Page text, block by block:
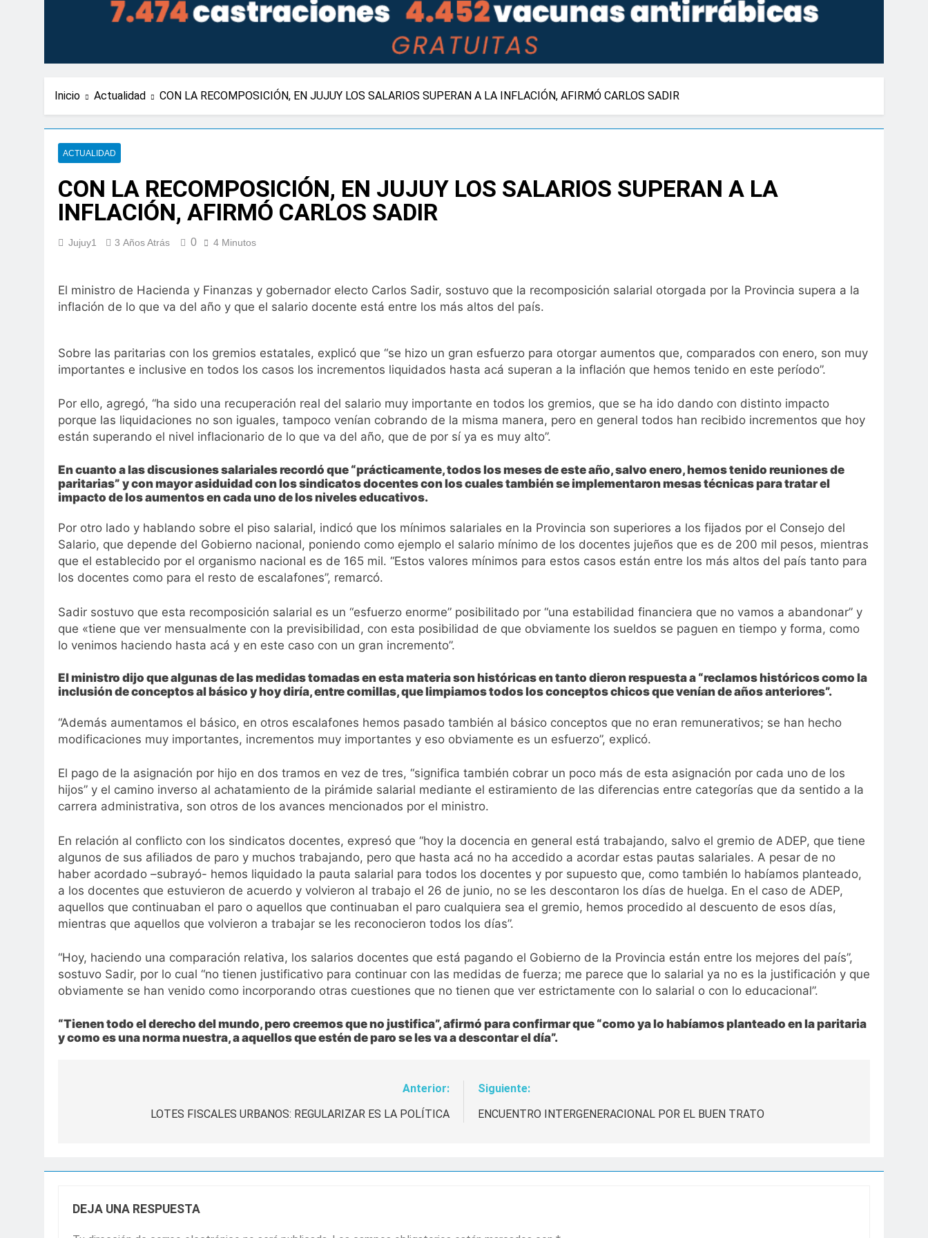
Inicio Actualidad CON LA RECOMPOSICIÓN, EN JUJUY LOS SALARIOS SUPERAN A LA INFLACIÓN, AFIRMÓ CARLOS SADIR
ACTUALIDAD
CON LA RECOMPOSICIÓN, EN JUJUY LOS SALARIOS SUPERAN A LA
INFLACIÓN, AFIRMÓ CARLOS SADIR
Jujuy1 3 Años Atrás 0 4 Minutos
El ministro de Hacienda y Finanzas y gobernador electo Carlos Sadir, sostuvo que la recomposición salarial otorgada por la Provincia supera a la
inflación de lo que va del año y que el salario docente está entre los más altos del país.
Sobre las paritarias con los gremios estatales, explicó que “se hizo un gran esfuerzo para otorgar aumentos que, comparados con enero, son muy
importantes e inclusive en todos los casos los incrementos liquidados hasta acá superan a la inflación que hemos tenido en este período”.
Por ello, agregó, “ha sido una recuperación real del salario muy importante en todos los gremios, que se ha ido dando con distinto impacto
porque las liquidaciones no son iguales, tampoco venían cobrando de la misma manera, pero en general todos han recibido incrementos que hoy
están superando el nivel inflacionario de lo que va del año, que de por sí ya es muy alto”.
En cuanto a las discusiones salariales recordó que “prácticamente, todos los meses de este año, salvo enero, hemos tenido reuniones de
paritarias” y con mayor asiduidad con los sindicatos docentes con los cuales también se implementaron mesas técnicas para tratar el
impacto de los aumentos en cada uno de los niveles educativos.
Por otro lado y hablando sobre el piso salarial, indicó que los mínimos salariales en la Provincia son superiores a los fijados por el Consejo del
Salario, que depende del Gobierno nacional, poniendo como ejemplo el salario mínimo de los docentes jujeños que es de 200 mil pesos, mientras
que el establecido por el organismo nacional es de 165 mil. “Estos valores mínimos para estos casos están entre los más altos del país tanto para
los docentes como para el resto de escalafones”, remarcó.
Sadir sostuvo que esta recomposición salarial es un “esfuerzo enorme” posibilitado por “una estabilidad financiera que no vamos a abandonar” y
que «tiene que ver mensualmente con la previsibilidad, con esta posibilidad de que obviamente los sueldos se paguen en tiempo y forma, como
lo venimos haciendo hasta acá y en este caso con un gran incremento”.
El ministro dijo que algunas de las medidas tomadas en esta materia son históricas en tanto dieron respuesta a “reclamos históricos como la
inclusión de conceptos al básico y hoy diría, entre comillas, que limpiamos todos los conceptos chicos que venían de años anteriores”.
“Además aumentamos el básico, en otros escalafones hemos pasado también al básico conceptos que no eran remunerativos; se han hecho
modificaciones muy importantes, incrementos muy importantes y eso obviamente es un esfuerzo”, explicó.
El pago de la asignación por hijo en dos tramos en vez de tres, “significa también cobrar un poco más de esta asignación por cada uno de los
hijos” y el camino inverso al achatamiento de la pirámide salarial mediante el estiramiento de las diferencias entre categorías que da sentido a la
carrera administrativa, son otros de los avances mencionados por el ministro.
En relación al conflicto con los sindicatos docentes, expresó que “hoy la docencia en general está trabajando, salvo el gremio de ADEP, que tiene
algunos de sus afiliados de paro y muchos trabajando, pero que hasta acá no ha accedido a acordar estas pautas salariales. A pesar de no
haber acordado –subrayó- hemos liquidado la pauta salarial para todos los docentes y por supuesto que, como también lo habíamos planteado,
a los docentes que estuvieron de acuerdo y volvieron al trabajo el 26 de junio, no se les descontaron los días de huelga. En el caso de ADEP,
aquellos que continuaban el paro o aquellos que continuaban el paro cualquiera sea el gremio, hemos procedido al descuento de esos días,
mientras que aquellos que volvieron a trabajar se les reconocieron todos los días”.
“Hoy, haciendo una comparación relativa, los salarios docentes que está pagando el Gobierno de la Provincia están entre los mejores del país”,
sostuvo Sadir, por lo cual “no tienen justificativo para continuar con las medidas de fuerza; me parece que lo salarial ya no es la justificación y que
obviamente se han venido como incorporando otras cuestiones que no tienen que ver estrictamente con lo salarial o con lo educacional”.
“Tienen todo el derecho del mundo, pero creemos que no justifica”, afirmó para confirmar que “como ya lo habíamos planteado en la paritaria
y como es una norma nuestra, a aquellos que estén de paro se les va a descontar el día”.
Anterior:
LOTES FISCALES URBANOS: REGULARIZAR ES LA POLÍTICA
Siguiente:
ENCUENTRO INTERGENERACIONAL POR EL BUEN TRATO
DEJA UNA RESPUESTA